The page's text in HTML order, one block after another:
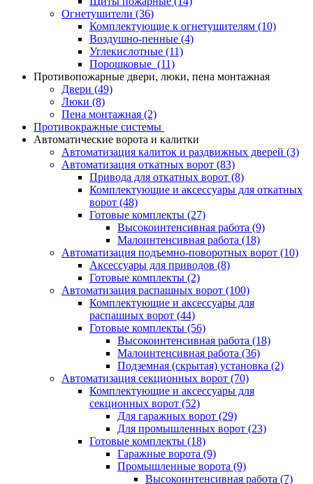
Огнетушители (36)
Комплектующие к огнетушителям (10)
Воздушно-пенные (4)
Углекислотные (11)
Порошковые (11)
Противопожарные двери, люки, пена монтажная
Двери (49)
Люки (8)
Пена монтажная (2)
Противокражные системы
Автоматические ворота и калитки
Автоматизация калиток и раздвижных дверей (3)
Автоматизация откатных ворот (83)
Привода для откатных ворот (8)
Комплектующие и аксессуары для откатных
ворот (48)
Готовые комплекты (27)
Высокоинтенсивная работа (9)
Малоинтенсивная работа (18)
Автоматизация подъемно-поворотных ворот (10)
Аксессуары для приводов (8)
Готовые комплекты (2)
Автоматизация распашных ворот (100)
Комплектующие и аксессуары для
распашных ворот (44)
Готовые комплекты (56)
Высокоинтенсивная работа (18)
Малоинтенсивная работа (36)
Подземная (скрытая) установка (2)
Автоматизация секционных ворот (70)
Комплектующие и аксессуары для
секционных ворот (52)
Для гаражных ворот (29)
Для промышленных ворот (23)
Готовые комплекты (18)
Гаражные ворота (9)
Промышленные ворота (9)
Высокоинтенсивная работа (7)